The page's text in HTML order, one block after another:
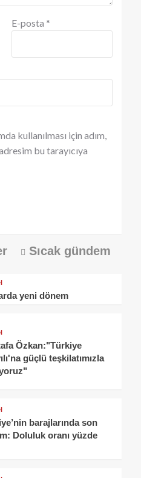
E-posta *
kullanılması için adım,
bu tarayıcıya
Sıcak gündem
yeni dönem
Özkan:"Türkiye
güçlü teşkilatımızla
barajlarında son
Doluluk oranı yüzde